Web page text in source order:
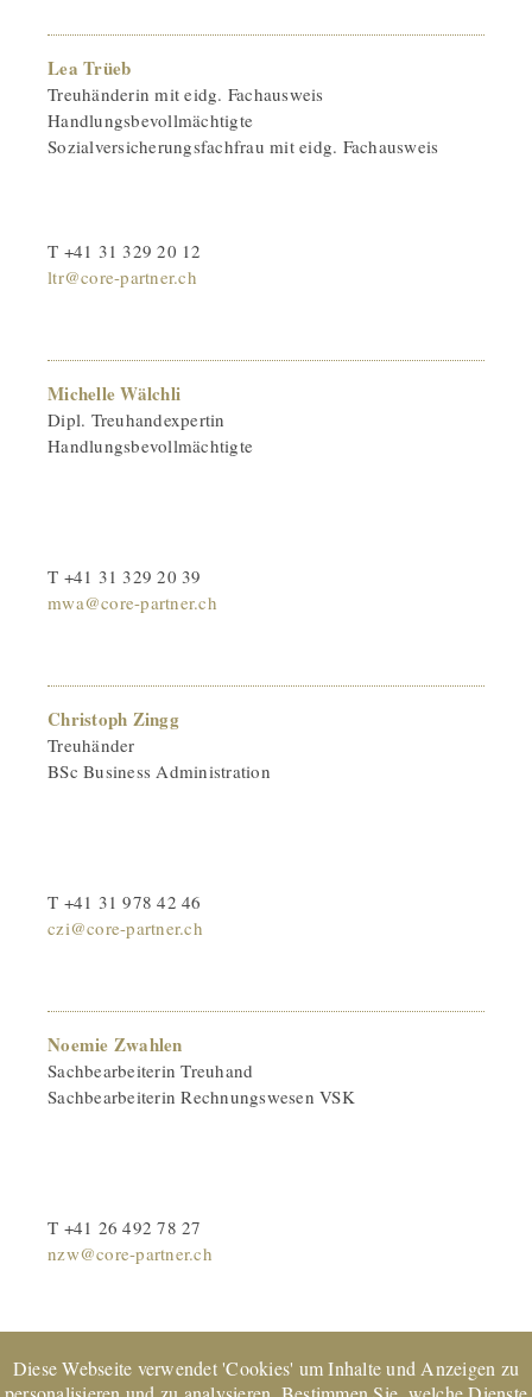
Lea Trüeb
Treuhänderin mit eidg. Fachausweis
Handlungsbevollmächtigte
Sozialversicherungsfachfrau mit eidg. Fachausweis
T +41 31 329 20 12
ltr@core-partner.ch
Michelle Wälchli
Dipl. Treuhandexpertin
Handlungsbevollmächtigte
T +41 31 329 20 39
mwa@core-partner.ch
Christoph Zingg
Treuhänder
BSc Business Administration
T +41 31 978 42 46
czi@core-partner.ch
Noemie Zwahlen
Sachbearbeiterin Treuhand
Sachbearbeiterin Rechnungswesen VSK
T +41 26 492 78 27
nzw@core-partner.ch
Diese Webseite verwendet 'Cookies' um Inhalte und Anzeigen zu